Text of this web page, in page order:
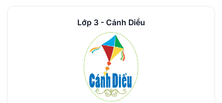
Lớp 3 - Cánh Diều